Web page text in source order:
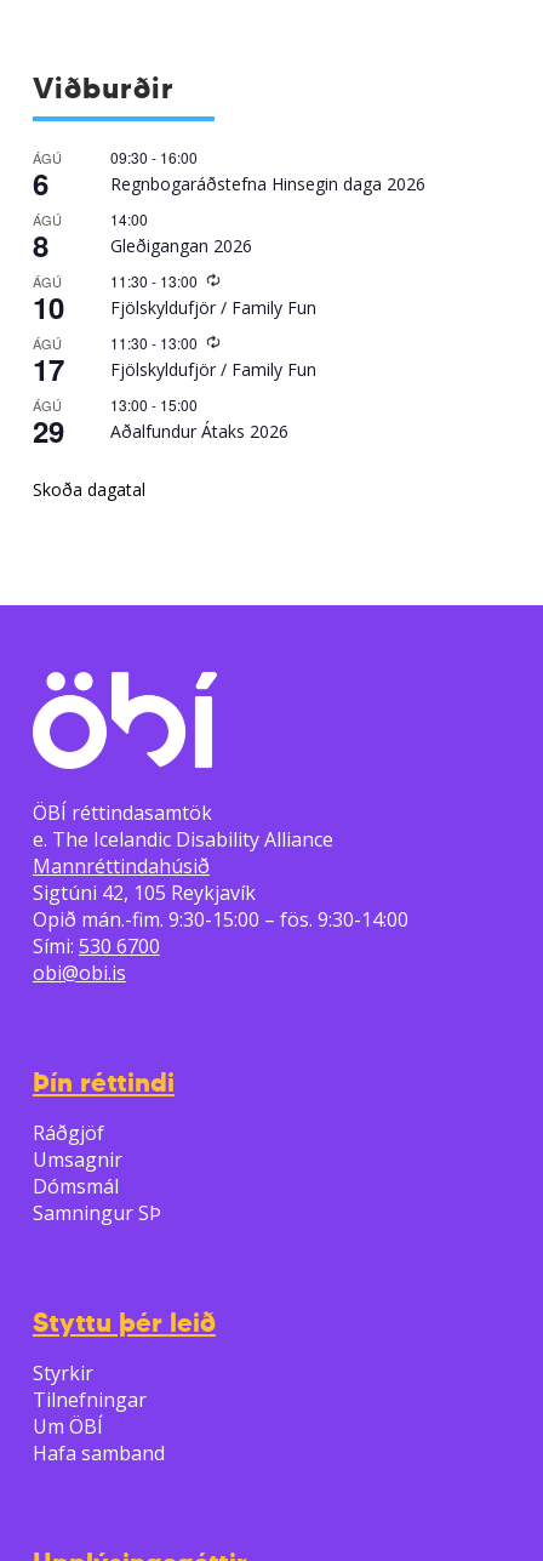
Viðburðir
ÁGÚ
6
09:30 - 16:00
Regnbogaráðstefna Hinsegin daga 2026
ÁGÚ
8
14:00
Gleðigangan 2026
ÁGÚ
10
11:30 - 13:00
Recurring
Fjölskyldufjör / Family Fun
ÁGÚ
17
11:30 - 13:00
Recurring
Fjölskyldufjör / Family Fun
ÁGÚ
29
13:00 - 15:00
Aðalfundur Átaks 2026
Skoða dagatal
ÖBÍ réttindasamtök
e. The Icelandic Disability Alliance
Mannréttindahúsið
Sigtúni 42, 105 Reykjavík
Opið mán.-fim. 9:30-15:00 – fös. 9:30-14:00
Sími: 530 6700
obi@obi.is
Þín réttindi
Ráðgjöf
Umsagnir
Dómsmál
Samningur SÞ
Styttu þér leið
Styrkir
Tilnefningar
Um ÖBÍ
Hafa samband